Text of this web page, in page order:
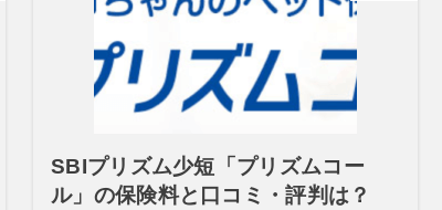
SBIプリズム少短「プリズムコー
ル」の保険料と口コミ・評判は？